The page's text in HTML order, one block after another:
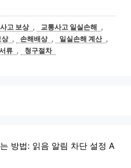
고 보상 , 교통사고 일실손해
,
상 , 손해배상 , 일실손해 계산 ,
류 , 청구절차
방법: 읽음 알림 차단 설정 A